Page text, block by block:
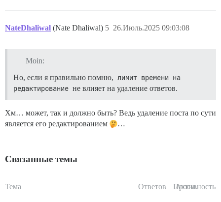
NateDhaliwal (Nate Dhaliwal) 26.Июль.2025 09:03:08
5
Moin:
Но, если я правильно помню, лимит времени на
редактирование не влияет на удаление ответов.
Хм… может, так и должно быть? Ведь удаление поста по сути
является его редактированием
…
Связанные темы
Тема Ответов Просм.
Активность